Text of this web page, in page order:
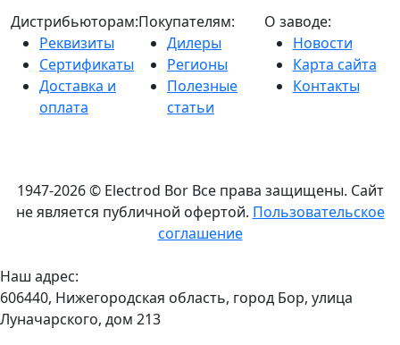
Дистрибьюторам:
Реквизиты
Сертификаты
Доставка и
оплата
Покупателям:
Дилеры
Регионы
Полезные
статьи
О заводе:
Новости
Карта сайта
Контакты
1947-2026 © Electrod Bor Все права защищены. Сайт
не является публичной офертой. Пользовательское
соглашение
Наш адрес:
606440, Нижегородская область, город Бор, улица
Луначарского, дом 213